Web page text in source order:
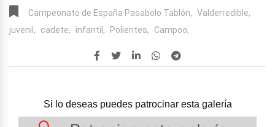
Campeonato de España Pasabolo Tablón, Valderredible,
juvenil,
cadete, infantil, Polientes, Campoo,
Si lo deseas puedes patrocinar esta galería